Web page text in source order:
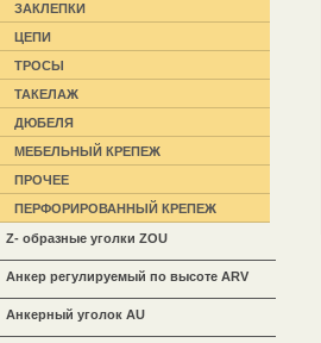
ЗАКЛЕПКИ
ЦЕПИ
ТРОСЫ
ТАКЕЛАЖ
ДЮБЕЛЯ
МЕБЕЛЬНЫЙ КРЕПЕЖ
ПРОЧЕЕ
ПЕРФОРИРОВАННЫЙ КРЕПЕЖ
Z- образные уголки ZOU
Анкер регулируемый по высоте ARV
Анкерный уголок AU